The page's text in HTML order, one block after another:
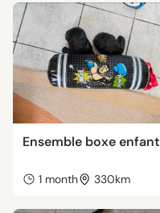
Ensemble boxe enfant
1 month 330km